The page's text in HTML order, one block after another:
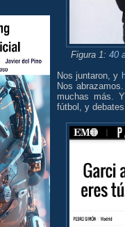
Figura 1: 40
Nos juntaron, y
Nos
muchas más.
fútbol, y debates